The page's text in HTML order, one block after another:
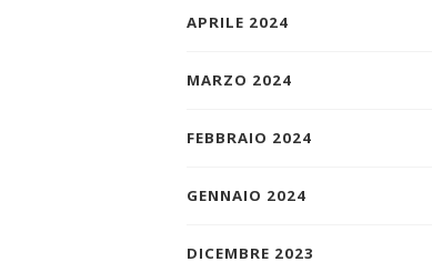
APRILE 2024
MARZO 2024
FEBBRAIO 2024
GENNAIO 2024
DICEMBRE 2023